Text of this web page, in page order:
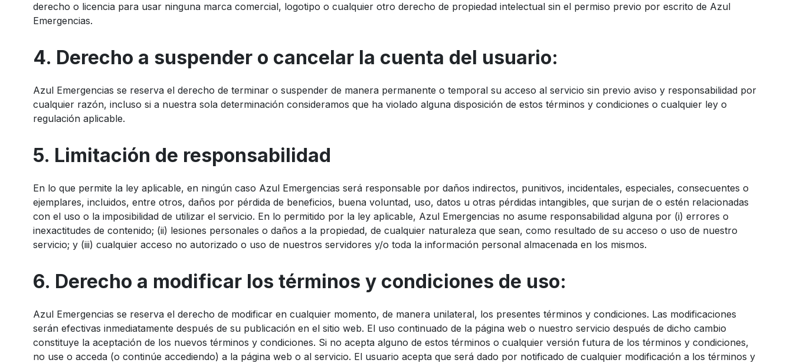
derecho o licencia para usar ninguna marca comercial, logotipo o cualquier otro derecho de propiedad intelectual sin el permiso previo por escrito de Azul
Emergencias.
4. Derecho a suspender o cancelar la cuenta del usuario:
Azul Emergencias se reserva el derecho de terminar o suspender de manera permanente o temporal su acceso al servicio sin previo aviso y responsabilidad por
cualquier razón, incluso si a nuestra sola determinación consideramos que ha violado alguna disposición de estos términos y condiciones o cualquier ley o
regulación aplicable.
5. Limitación de responsabilidad
En lo que permite la ley aplicable, en ningún caso Azul Emergencias será responsable por daños indirectos, punitivos, incidentales, especiales, consecuentes o
ejemplares, incluidos, entre otros, daños por pérdida de beneficios, buena voluntad, uso, datos u otras pérdidas intangibles, que surjan de o estén relacionadas
con el uso o la imposibilidad de utilizar el servicio. En lo permitido por la ley aplicable, Azul Emergencias no asume responsabilidad alguna por (i) errores o
inexactitudes de contenido; (ii) lesiones personales o daños a la propiedad, de cualquier naturaleza que sean, como resultado de su acceso o uso de nuestro
servicio; y (iii) cualquier acceso no autorizado o uso de nuestros servidores y/o toda la información personal almacenada en los mismos.
6. Derecho a modificar los términos y condiciones de uso:
Azul Emergencias se reserva el derecho de modificar en cualquier momento, de manera unilateral, los presentes términos y condiciones. Las modificaciones
serán efectivas inmediatamente después de su publicación en el sitio web. El uso continuado de la página web o nuestro servicio después de dicho cambio
constituye la aceptación de los nuevos términos y condiciones. Si no acepta alguno de estos términos o cualquier versión futura de los términos y condiciones,
no use o acceda (o continúe accediendo) a la página web o al servicio. El usuario acepta que será dado por notificado de cualquier modificación a los términos y